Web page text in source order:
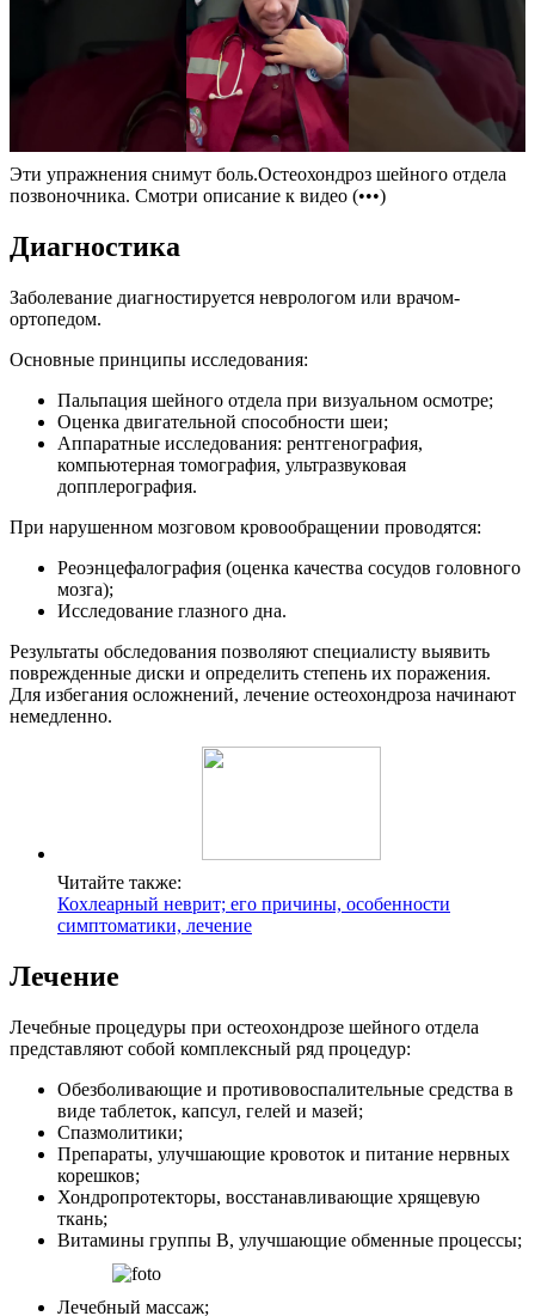
Эти упражнения снимут боль.Остеохондроз шейного отдела
позвоночника. Смотри описание к видео (•••)
Диагностика
Заболевание диагностируется неврологом или врачом-
ортопедом.
Основные принципы исследования:
Пальпация шейного отдела при визуальном осмотре;
Оценка двигательной способности шеи;
Аппаратные исследования: рентгенография,
компьютерная томография, ультразвуковая
допплерография.
При нарушенном мозговом кровообращении проводятся:
Реоэнцефалография (оценка качества сосудов головного
мозга);
Исследование глазного дна.
Результаты обследования позволяют специалисту выявить
поврежденные диски и определить степень их поражения.
Для избегания осложнений, лечение остеохондроза начинают
немедленно.
Читайте также:
Кохлеарный неврит; его причины, особенности
симптоматики, лечение
Лечение
Лечебные процедуры при остеохондрозе шейного отдела
представляют собой комплексный ряд процедур:
Обезболивающие и противовоспалительные средства в
виде таблеток, капсул, гелей и мазей;
Спазмолитики;
Препараты, улучшающие кровоток и питание нервных
корешков;
Хондропротекторы, восстанавливающие хрящевую
ткань;
Витамины группы В, улучшающие обменные процессы;
Лечебный массаж;